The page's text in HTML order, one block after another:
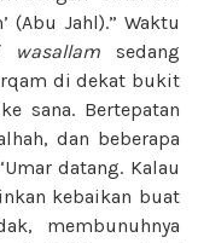
(Abu Jahl).” Waktu
wasallam sedang
di dekat bukit
sana. Bertepatan
dan beberapa
datang. Kalau
kebaikan buat
membunuhnya